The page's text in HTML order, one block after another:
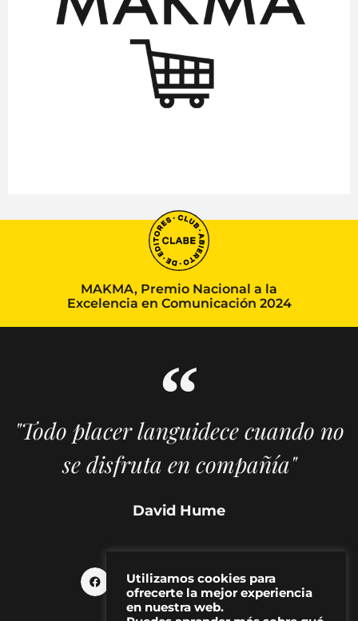
MAKMA, Premio Nacional a la
Excelencia en Comunicación 2024
"Todo placer languidece cuando no
se disfruta en compañía"
David Hume
Utilizamos cookies para
ofrecerte la mejor experiencia
en nuestra web.